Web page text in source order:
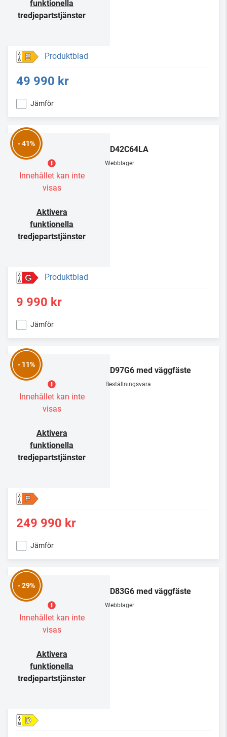
funktionella
tredjepartstjänster
E Produktblad
49 990 kr
Jämför
- 41%
Innehållet kan inte
visas
Aktivera
funktionella
tredjepartstjänster
OLED42C64LA
Webblager
G Produktblad
9 990 kr
Jämför
- 11%
Innehållet kan inte
visas
Aktivera
funktionella
tredjepartstjänster
OLED97G6 med väggfäste
Beställningsvara
F
249 990 kr
Jämför
- 29%
Innehållet kan inte
visas
Aktivera
funktionella
tredjepartstjänster
OLED83G6 med väggfäste
Webblager
D